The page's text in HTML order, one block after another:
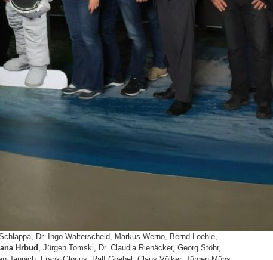
Dr. Ingo Walterscheid, Markus Werno, Bernd Loehle,
Hrbud , Jürgen Tomski, Dr. Claudia Rienäcker, Georg Stöhr,